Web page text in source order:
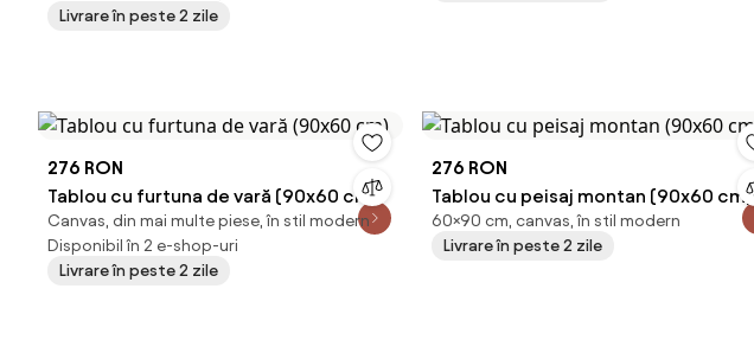
Livrare în peste 2 zile
276 RON
Tablou cu furtuna de vară (90x60 cm)
Canvas, din mai multe piese, în stil modern
Disponibil în 2 e-shop-uri
Livrare în peste 2 zile
276 RON
Tablou cu peisaj montan (90x60 cm)
60×90 cm, canvas, în stil modern
Livrare în peste 2 zile